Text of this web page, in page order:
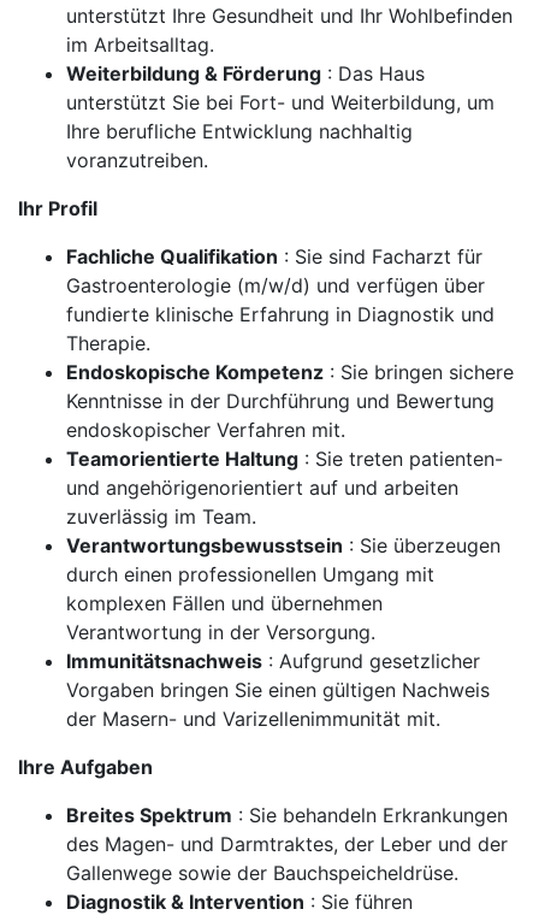
unterstützt Ihre Gesundheit und Ihr Wohlbefinden
im Arbeitsalltag.
Weiterbildung & Förderung : Das Haus
unterstützt Sie bei Fort- und Weiterbildung, um
Ihre berufliche Entwicklung nachhaltig
voranzutreiben.
Ihr Profil
Fachliche Qualifikation : Sie sind Facharzt für
Gastroenterologie (m/w/d) und verfügen über
fundierte klinische Erfahrung in Diagnostik und
Therapie.
Endoskopische Kompetenz : Sie bringen sichere
Kenntnisse in der Durchführung und Bewertung
endoskopischer Verfahren mit.
Teamorientierte Haltung : Sie treten patienten-
und angehörigenorientiert auf und arbeiten
zuverlässig im Team.
Verantwortungsbewusstsein : Sie überzeugen
durch einen professionellen Umgang mit
komplexen Fällen und übernehmen
Verantwortung in der Versorgung.
Immunitätsnachweis : Aufgrund gesetzlicher
Vorgaben bringen Sie einen gültigen Nachweis
der Masern- und Varizellenimmunität mit.
Ihre Aufgaben
Breites Spektrum : Sie behandeln Erkrankungen
des Magen- und Darmtraktes, der Leber und der
Gallenwege sowie der Bauchspeicheldrüse.
Diagnostik & Intervention : Sie führen